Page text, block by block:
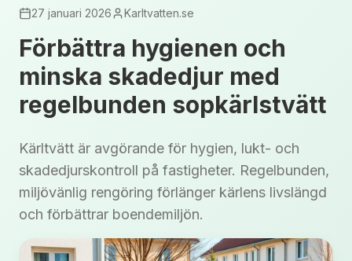
27 januari 2026 Karltvatten.se
Förbättra hygienen och
minska skadedjur med
regelbunden sopkärlstvätt
Kärltvätt är avgörande för hygien, lukt- och
skadedjurskontroll på fastigheter. Regelbunden,
miljövänlig rengöring förlänger kärlens livslängd
och förbättrar boendemiljön.